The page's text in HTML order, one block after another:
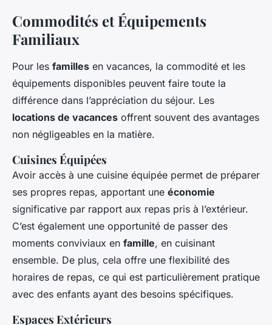
Commodités et Équipements
Familiaux
Pour les familles en vacances, la commodité et les
équipements disponibles peuvent faire toute la
différence dans l’appréciation du séjour. Les
locations de vacances offrent souvent des avantages
non négligeables en la matière.
Cuisines Équipées
Avoir accès à une cuisine équipée permet de préparer
ses propres repas, apportant une économie
significative par rapport aux repas pris à l’extérieur.
C’est également une opportunité de passer des
moments conviviaux en famille, en cuisinant
ensemble. De plus, cela offre une flexibilité des
horaires de repas, ce qui est particulièrement pratique
avec des enfants ayant des besoins spécifiques.
Espaces Extérieurs